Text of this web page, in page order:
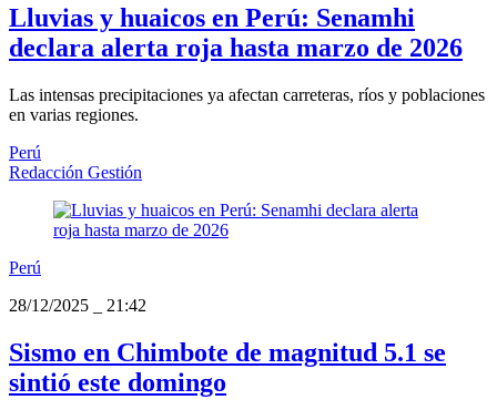
Lluvias y huaicos en Perú: Senamhi
declara alerta roja hasta marzo de 2026
Las intensas precipitaciones ya afectan carreteras, ríos y poblaciones
en varias regiones.
Perú
Redacción Gestión
Perú
28/12/2025
21:42
Sismo en Chimbote de magnitud 5.1 se
sintió este domingo